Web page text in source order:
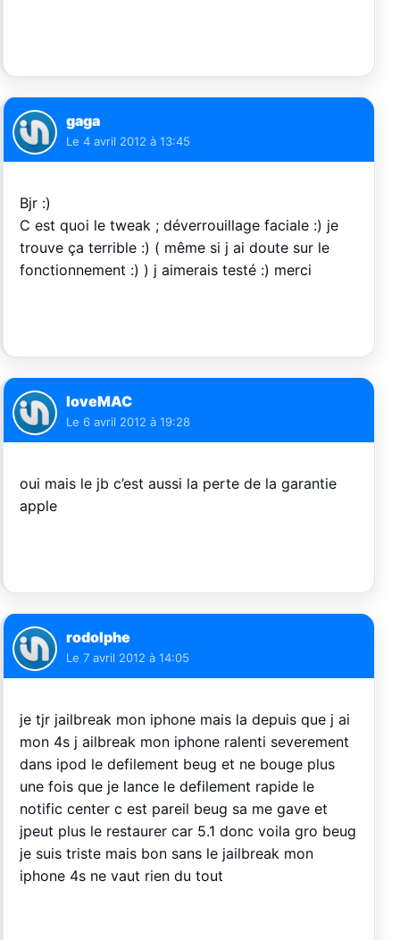
gaga
Le 4 avril 2012 à 13:45
Bjr :)
C est quoi le tweak ; déverrouillage faciale :) je
trouve ça terrible :) ( même si j ai doute sur le
fonctionnement :) ) j aimerais testé :) merci
loveMAC
Le 6 avril 2012 à 19:28
oui mais le jb c’est aussi la perte de la garantie
apple
rodolphe
Le 7 avril 2012 à 14:05
je tjr jailbreak mon iphone mais la depuis que j ai
mon 4s j ailbreak mon iphone ralenti severement
dans ipod le defilement beug et ne bouge plus
une fois que je lance le defilement rapide le
notific center c est pareil beug sa me gave et
jpeut plus le restaurer car 5.1 donc voila gro beug
je suis triste mais bon sans le jailbreak mon
iphone 4s ne vaut rien du tout